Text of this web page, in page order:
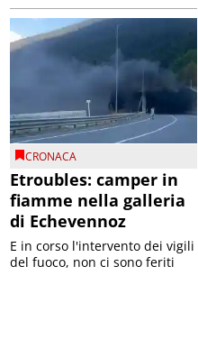
CRONACA
Etroubles: camper in
fiamme nella galleria
di Echevennoz
E in corso l'intervento dei vigili
del fuoco, non ci sono feriti